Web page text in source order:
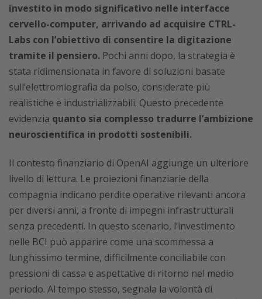
investito in modo significativo nelle interfacce
cervello-computer, arrivando ad acquisire CTRL-
Labs con l’obiettivo di consentire la digitazione
tramite il pensiero. Pochi anni dopo, la strategia è
stata ridimensionata in favore di soluzioni basate
sull’elettromiografia da polso, considerate più
realistiche e industrializzabili. Questo precedente
evidenzia quanto sia complesso tradurre l’ambizione
neuroscientifica in prodotti sostenibili.
Il contesto finanziario di OpenAI aggiunge un ulteriore
livello di lettura. Le proiezioni finanziarie della
compagnia indicano perdite operative rilevanti ancora
per diversi anni, a fronte di impegni infrastrutturali
senza precedenti. In questo scenario, l’investimento
nelle BCI può apparire come una scommessa a
lunghissimo termine, difficilmente conciliabile con
pressioni di cassa e aspettative di ritorno nel medio
periodo. Al tempo stesso, segnala la volontà di